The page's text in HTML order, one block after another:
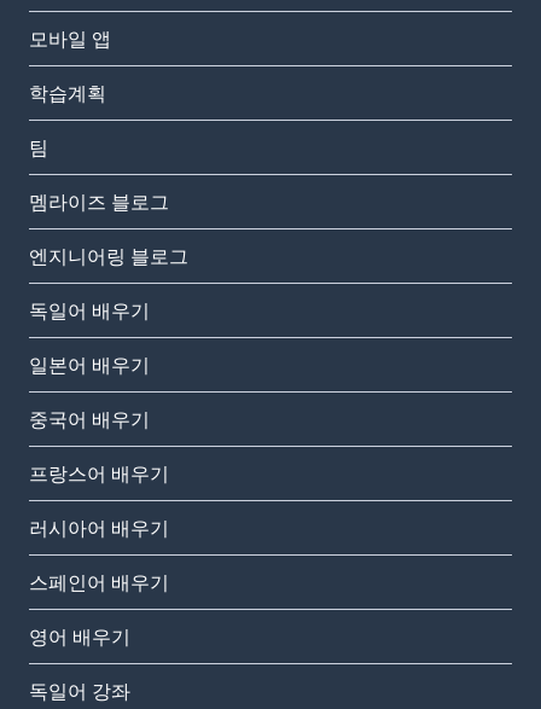
모바일 앱
학습계획
팀
멤라이즈 블로그
엔지니어링 블로그
독일어 배우기
일본어 배우기
중국어 배우기
프랑스어 배우기
러시아어 배우기
스페인어 배우기
영어 배우기
독일어 강좌